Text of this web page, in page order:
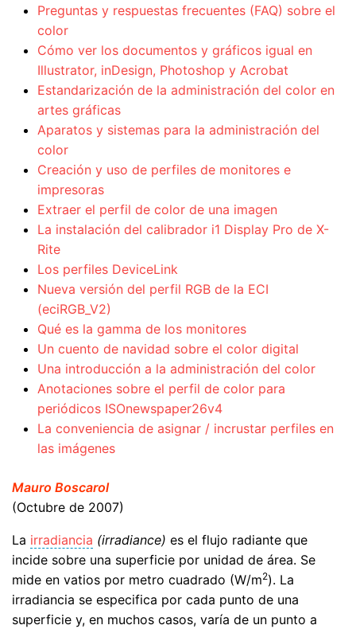
Preguntas y respuestas frecuentes (FAQ) sobre el
color
Cómo ver los documentos y gráficos igual en
Illustrator, inDesign, Photoshop y Acrobat
Estandarización de la administración del color en
artes gráficas
Aparatos y sistemas para la administración del
color
Creación y uso de perfiles de monitores e
impresoras
Extraer el perfil de color de una imagen
La instalación del calibrador i1 Display Pro de X-
Rite
Los perfiles DeviceLink
Nueva versión del perfil RGB de la ECI
(eciRGB_V2)
Qué es la gamma de los monitores
Un cuento de navidad sobre el color digital
Una introducción a la administración del color
Anotaciones sobre el perfil de color para
periódicos ISOnewspaper26v4
La conveniencia de asignar / incrustar perfiles en
las imágenes
Mauro Boscarol
(Octubre de 2007)
La irradiancia (irradiance) es el flujo radiante que
incide sobre una superficie por unidad de área. Se
mide en vatios por metro cuadrado (W/m2). La
irradiancia se especifica por cada punto de una
superficie y, en muchos casos, varía de un punto a